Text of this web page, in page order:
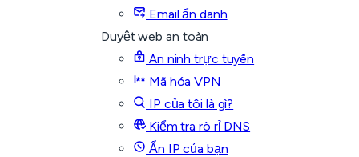
Email ẩn danh
Duyệt web an toàn
An ninh trực tuyến
Mã hóa VPN
IP của tôi là gì?
Kiểm tra rò rỉ DNS
Ẩn IP của bạn